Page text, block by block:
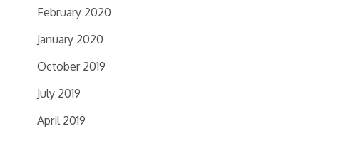
February 2020
January 2020
October 2019
July 2019
April 2019